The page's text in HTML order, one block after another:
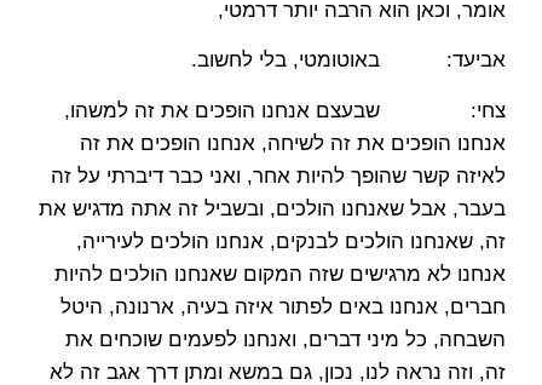
אומר, וכאן הוא הרבה יותר דרמטי,
אביעד: באוטומטי, בלי לחשוב.
צחי: שבעצם אנחנו הופכים את זה למשהו,
אנחנו הופכים את זה לשיחה, אנחנו הופכים את זה
לאיזה קשר שהופך להיות אחר, ואני כבר דיברתי על זה
בעבר, אבל שאנחנו הולכים, ובשביל זה אתה מדגיש את
זה, שאנחנו הולכים לבנקים, אנחנו הולכים לעירייה,
אנחנו לא מרגישים שזה המקום שאנחנו הולכים להיות
חברים, אנחנו באים לפתור איזה בעיה, ארנונה, היטל
השבחה, כל מיני דברים, ואנחנו לפעמים שוכחים את
זה, וזה נראה לנו, נכון, גם במשא ומתן דרך אגב זה לא